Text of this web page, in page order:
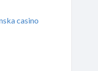
casino